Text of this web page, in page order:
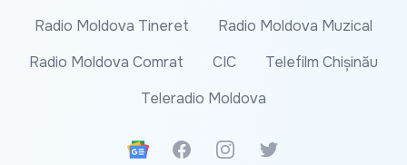
Radio Moldova Tineret
Radio Moldova Muzical
Radio Moldova Comrat
CIC
Telefilm Chișinău
Teleradio Moldova
Google News
FacebookInstagramTwitter